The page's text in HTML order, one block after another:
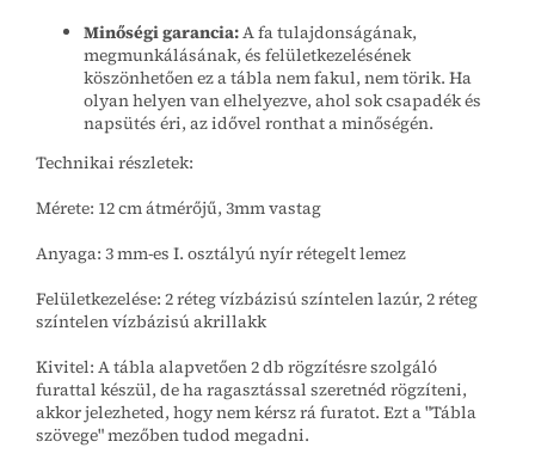
Minőségi garancia:A fa tulajdonságának,
megmunkálásának, és felületkezelésének
köszönhetően ez a tábla nem fakul, nem törik. Ha
olyan helyen van elhelyezve, ahol sok csapadék és
napsütés éri, az idővel ronthat a minőségén.
Technikai részletek:
Mérete: 12 cm átmérőjű, 3mm vastag
Anyaga: 3 mm-es I. osztályú nyír rétegelt lemez
Felületkezelése: 2 réteg vízbázisú színtelen lazúr, 2 réteg
színtelen vízbázisú akrillakk
Kivitel: A tábla alapvetően 2 db rögzítésre szolgáló
furattal készül, de ha ragasztással szeretnéd rögzíteni,
akkor jelezheted, hogy nem kérsz rá furatot. Ezt a "Tábla
szövege" mezőben tudod megadni.